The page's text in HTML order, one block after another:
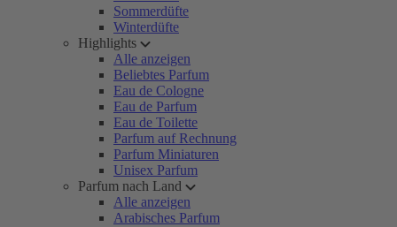
Sommerdüfte
Winterdüfte
Highlights
Alle anzeigen
Beliebtes Parfum
Eau de Cologne
Eau de Parfum
Eau de Toilette
Parfum auf Rechnung
Parfum Miniaturen
Unisex Parfum
Parfum nach Land
Alle anzeigen
Arabisches Parfum